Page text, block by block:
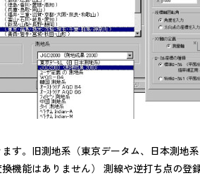
す。旧測地系（東京データム、日本測地
機能はありません） 測線や逆打ち点の登